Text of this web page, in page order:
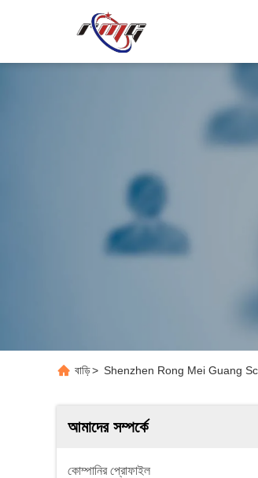
বাড়ি> Shenzhen Rong Mei Guang
আমাদের সম্পর্কে
কোম্পানির প্রোফাইল